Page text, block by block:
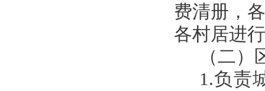
费清册，
各村居进
（二）
1.负责